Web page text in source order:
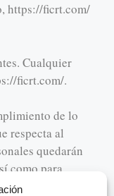
https://ficrt.com/
Cualquier
ficrt.com/.
de lo
respecta al
quedarán
como para
datos de